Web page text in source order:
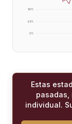
0%
25%
50%
Estas
pasadas,
individual.